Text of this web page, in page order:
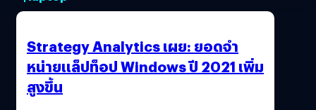
Strategy Analytics เผย: ยอดจำ
หน่ายแล็ปท็อป Windows ปี 2021 เพิ่ม
สูงขึ้น